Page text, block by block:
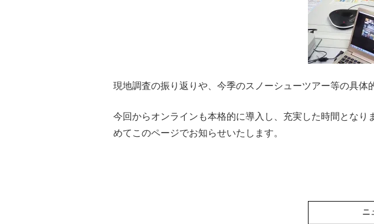
現地調査の振り返りや、今季のスノーシューツアー等の具体
今回からオンラインも本格的に導入し、充実した時間とな
めてこのページでお知らせいたします。
ニ